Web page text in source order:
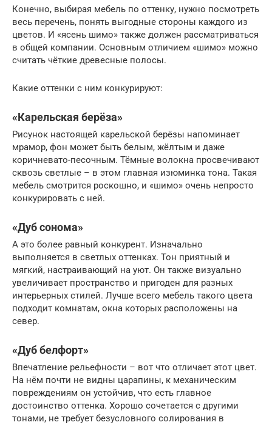
Конечно, выбирая мебель по оттенку, нужно посмотреть
весь перечень, понять выгодные стороны каждого из
цветов. И «ясень шимо» также должен рассматриваться
в общей компании. Основным отличием «шимо» можно
считать чёткие древесные полосы.
Какие оттенки с ним конкурируют:
«Карельская берёза»
Рисунок настоящей карельской берёзы напоминает
мрамор, фон может быть белым, жёлтым и даже
коричневато-песочным. Тёмные волокна просвечивают
сквозь светлые – в этом главная изюминка тона. Такая
мебель смотрится роскошно, и «шимо» очень непросто
конкурировать с ней.
«Дуб сонома»
А это более равный конкурент. Изначально
выполняется в светлых оттенках. Тон приятный и
мягкий, настраивающий на уют. Он также визуально
увеличивает пространство и пригоден для разных
интерьерных стилей. Лучше всего мебель такого цвета
подходит комнатам, окна которых расположены на
север.
«Дуб белфорт»
Впечатление рельефности – вот что отличает этот цвет.
На нём почти не видны царапины, к механическим
повреждениям он устойчив, что есть главное
достоинство оттенка. Хорошо сочетается с другими
тонами, не требует безусловного солирования в